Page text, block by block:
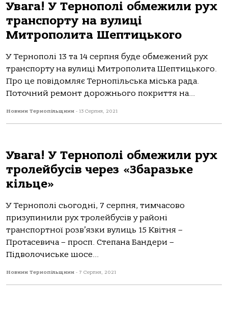
Увага! У Тернополі обмежили рух
транспорту на вулиці
Митрополита Шептицького
У Тернополі 13 та 14 серпня буде обмежений рух
транспорту на вулиці Митрополита Шептицького.
Про це повідомляє Тернопільська міська рада.
Поточний ремонт дорожнього покриття на...
Новини Тернопільщини - 13 Серпня, 2021
Увага! У Тернополі обмежили рух
тролейбусів через «Збаразьке
кільце»
У Тернополі сьогодні, 7 серпня, тимчасово
призупинили рух тролейбусів у районі
транспортної розв’язки вулиць 15 Квітня –
Протасевича – просп. Степана Бандери –
Підволочиське шосе...
Новини Тернопільщини - 7 Серпня, 2021